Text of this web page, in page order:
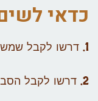
כדאי
1. דרשו לקבל שמשות נקיות שיאפשרו לכם לראות היטב את הדרך.
2. דרשו לקבל הסבר על תפעול המכונית.